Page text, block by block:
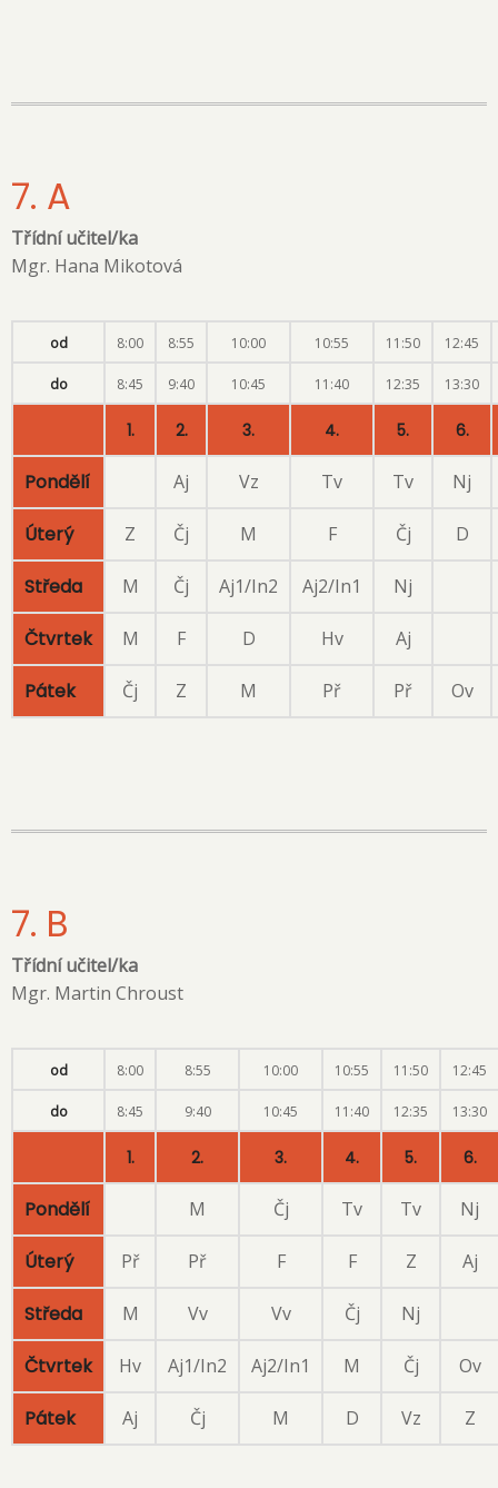
7. A
Třídní učitel/ka
Mgr. Hana Mikotová
od 8:00 8:55 10:00 10:55 11:50 12:45
do 8:45 9:40 10:45 11:40 12:35 13:30
1. 2. 3. 4. 5. 6.
Pondělí Aj Vz Tv Tv Nj
Úterý Z Čj M F Čj D
Středa M Čj Aj1/In2 Aj2/In1 Nj
Čtvrtek M F D Hv Aj
Pátek Čj Z M Př Př Ov
7. B
Třídní učitel/ka
Mgr. Martin Chroust
od 8:00 8:55 10:00 10:55 11:50 12:45
do 8:45 9:40 10:45 11:40 12:35 13:30
1. 2. 3. 4. 5. 6.
Pondělí M Čj Tv Tv Nj
Úterý Př Př F F Z Aj
Středa M Vv Vv Čj Nj
Čtvrtek Hv Aj1/In2 Aj2/In1 M Čj Ov
Pátek Aj Čj M D Vz Z